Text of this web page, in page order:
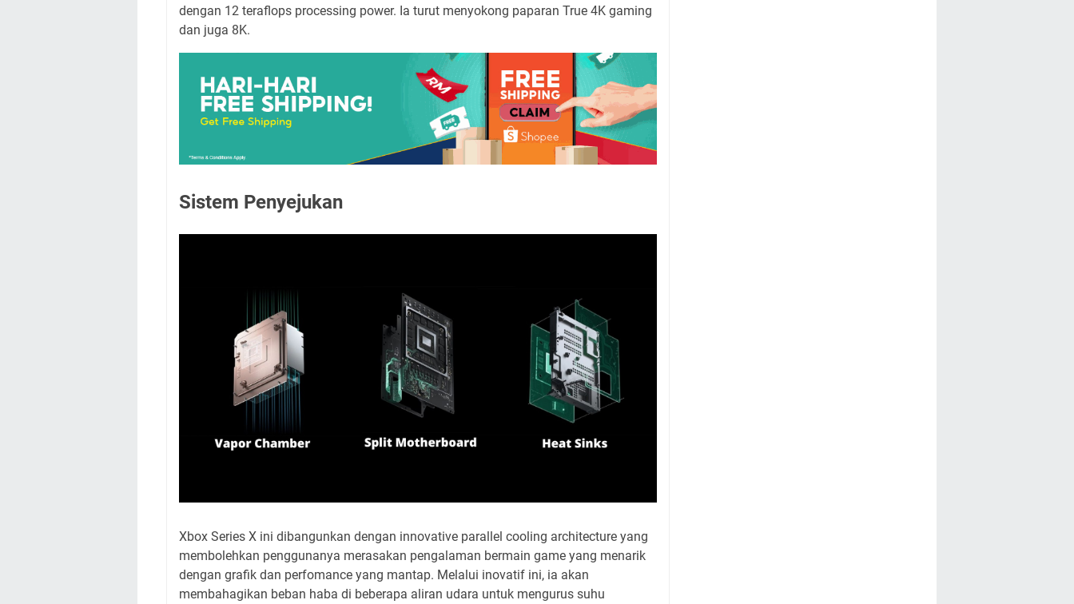
dengan 12 teraflops processing power. Ia turut menyokong paparan True 4K gaming
dan juga 8K.
Sistem Penyejukan
Xbox Series X ini dibangunkan dengan innovative parallel cooling architecture yang
membolehkan penggunanya merasakan pengalaman bermain game yang menarik
dengan grafik dan perfomance yang mantap. Melalui inovatif ini, ia akan
membahagikan beban haba di beberapa aliran udara untuk mengurus suhu